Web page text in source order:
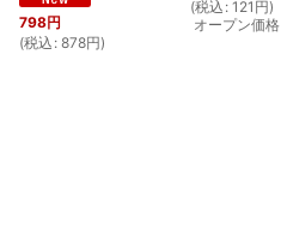
798円
(税込 : 878円)
(税込 : 121 円)
オープン価格